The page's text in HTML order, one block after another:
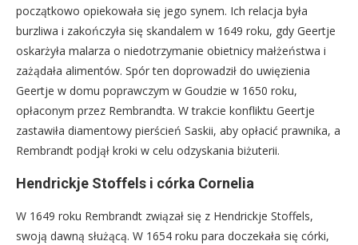
początkowo opiekowała się jego synem. Ich relacja była
burzliwa i zakończyła się skandalem w 1649 roku, gdy Geertje
oskarżyła malarza o niedotrzymanie obietnicy małżeństwa i
zażądała alimentów. Spór ten doprowadził do uwięzienia
Geertje w domu poprawczym w Goudzie w 1650 roku,
opłaconym przez Rembrandta. W trakcie konfliktu Geertje
zastawiła diamentowy pierścień Saskii, aby opłacić prawnika, a
Rembrandt podjął kroki w celu odzyskania biżuterii.
Hendrickje Stoffels i córka Cornelia
W 1649 roku Rembrandt związał się z Hendrickje Stoffels,
swoją dawną służącą. W 1654 roku para doczekała się córki,